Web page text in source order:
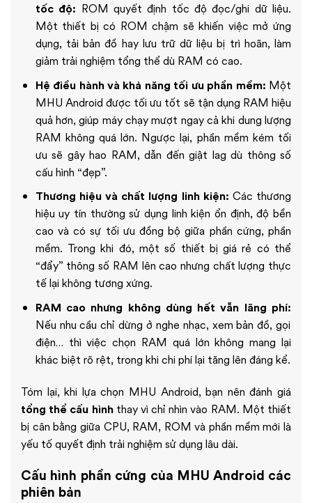
tốc độ: ROM quyết định tốc độ đọc/ghi dữ liệu.
Một thiết bị có ROM chậm sẽ khiến việc mở ứng
dụng, tải bản đồ hay lưu trữ dữ liệu bị trì hoãn, làm
giảm trải nghiệm tổng thể dù RAM có cao.
Hệ điều hành và khả năng tối ưu phần mềm: Một
MHU Android được tối ưu tốt sẽ tận dụng RAM hiệu
quả hơn, giúp máy chạy mượt ngay cả khi dung lượng
RAM không quá lớn. Ngược lại, phần mềm kém tối
ưu sẽ gây hao RAM, dẫn đến giật lag dù thông số
cấu hình “đẹp”.
Thương hiệu và chất lượng linh kiện: Các thương
hiệu uy tín thường sử dụng linh kiện ổn định, độ bền
cao và có sự tối ưu đồng bộ giữa phần cứng, phần
mềm. Trong khi đó, một số thiết bị giá rẻ có thể
“đẩy” thông số RAM lên cao nhưng chất lượng thực
tế lại không tương xứng.
RAM cao nhưng không dùng hết vẫn lãng phí:
Nếu nhu cầu chỉ dừng ở nghe nhạc, xem bản đồ, gọi
điện… thì việc chọn RAM quá lớn không mang lại
khác biệt rõ rệt, trong khi chi phí lại tăng lên đáng kể.
Tóm lại, khi lựa chọn MHU Android, bạn nên đánh giá
tổng thể cấu hìnhthay vì chỉ nhìn vào RAM. Một thiết
bị cân bằng giữa CPU, RAM, ROM và phần mềm mới là
yếu tố quyết định trải nghiệm sử dụng lâu dài.
Cấu hình phần cứng của MHU Android các
phiên bản